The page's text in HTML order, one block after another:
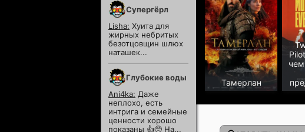
Тамерлан
Супергёрл
Lisha: Хуита для
жирных небритых
безотцовщин шлюх
наташек...
Глубокие воды
Ani4ka: Даже
неплохо, есть
интрига и семейные
ценности хорошо
показаны 👍🥺 На...